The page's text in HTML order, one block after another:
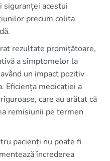
siguranței acestui
precum colita
rezultate promițătoare,
a simptomelor la
un impact pozitiv
Eficiența medicației a
care au arătat că
remisiunii pe termen
pacienți nu poate fi
încrederea